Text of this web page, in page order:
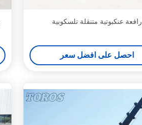
رافعة عنكبوتية متنقلة تلسكوبية
احصل على افضل سعر